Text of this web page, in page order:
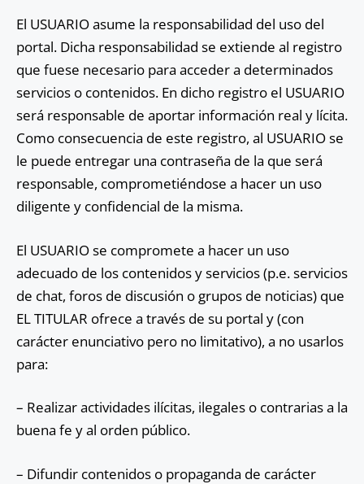
El USUARIO asume la responsabilidad del uso del
portal. Dicha responsabilidad se extiende al registro
que fuese necesario para acceder a determinados
servicios o contenidos. En dicho registro el USUARIO
será responsable de aportar información real y lícita.
Como consecuencia de este registro, al USUARIO se
le puede entregar una contraseña de la que será
responsable, comprometiéndose a hacer un uso
diligente y confidencial de la misma.
El USUARIO se compromete a hacer un uso
adecuado de los contenidos y servicios (p.e. servicios
de chat, foros de discusión o grupos de noticias) que
EL TITULAR ofrece a través de su portal y (con
carácter enunciativo pero no limitativo), a no usarlos
para:
– Realizar actividades ilícitas, ilegales o contrarias a la
buena fe y al orden público.
– Difundir contenidos o propaganda de carácter